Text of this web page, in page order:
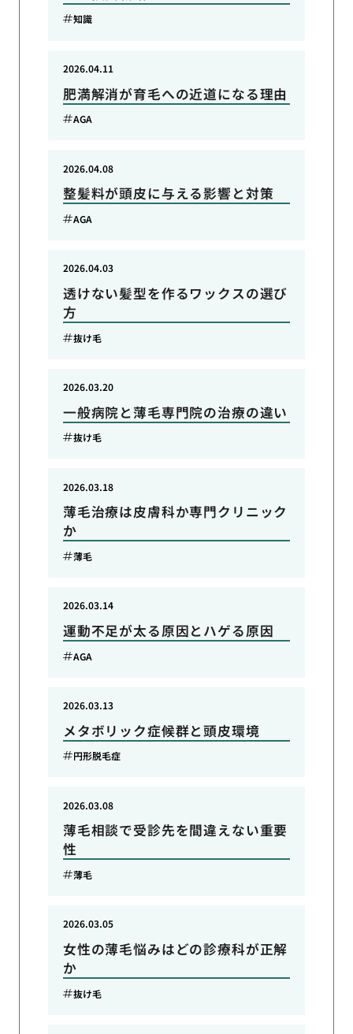
知識
肥満解消が育毛への近道になる理由
2026.04.11
AGA
整髪料が頭皮に与える影響と対策
2026.04.08
AGA
透けない髪型を作るワックスの選び
方
2026.04.03
抜け毛
一般病院と薄毛専門院の治療の違い
2026.03.20
抜け毛
薄毛治療は皮膚科か専門クリニック
か
2026.03.18
薄毛
運動不足が太る原因とハゲる原因
2026.03.14
AGA
メタボリック症候群と頭皮環境
2026.03.13
円形脱毛症
薄毛相談で受診先を間違えない重要
性
2026.03.08
薄毛
女性の薄毛悩みはどの診療科が正解
か
2026.03.05
抜け毛